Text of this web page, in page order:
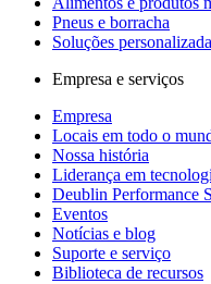
Pneus e borracha
Soluções
Empresa e serviços
Empresa
Locais em todo o
Nossa história
Liderança em
Deublin Performance
Eventos
Notícias e blog
Suporte e serviço
Biblioteca de recursos